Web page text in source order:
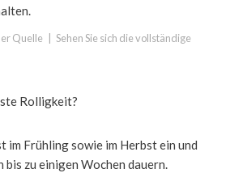
Quelle Sehen Sie sich die vollständige
Rolligkeit?
Frühling sowie im Herbst ein und
bis zu einigen Wochen dauern.